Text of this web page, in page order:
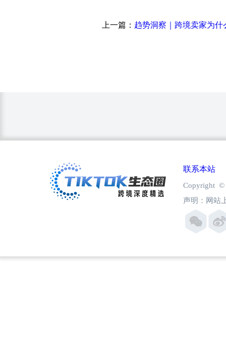
上一篇：
联系本站
Copyright ©
声明：网站